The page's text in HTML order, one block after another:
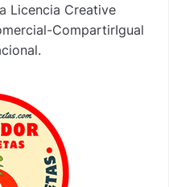
Licencia Creative
CompartirIgual
.